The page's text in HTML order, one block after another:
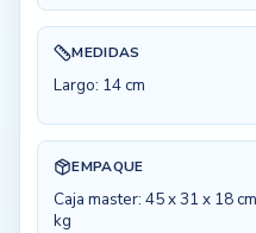
MEDIDAS
Largo: 14 cm
EMPAQUE
Caja master: 45 x 31 x 18
kg